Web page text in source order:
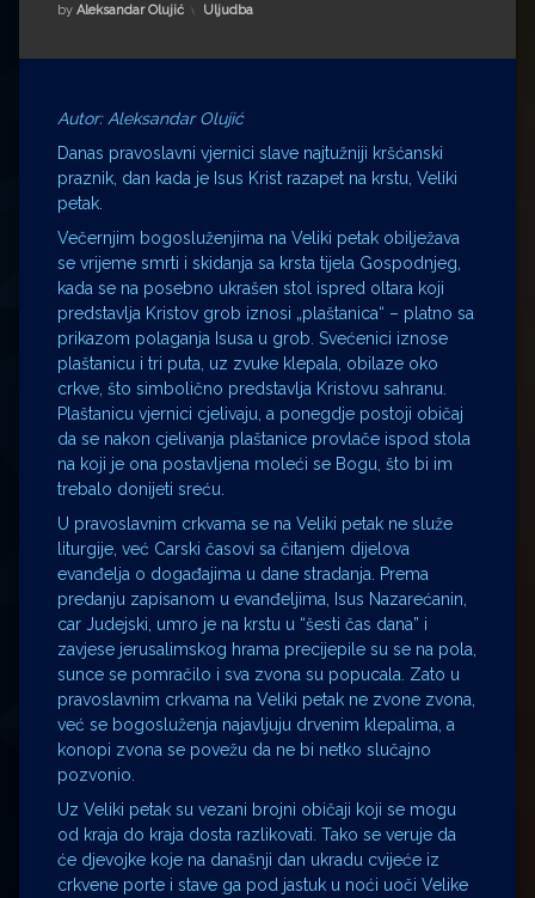
Impressum
Milenko Strižak
Drugi autori
Drugi autori
Matea Andrić
Ljiljana Lekanić-Kljaić
Željko Krznarić
Mario Lovreković
Miroslav Šantek
by Aleksandar Olujić Kategorije:
Uljudba
Autor: Aleksandar Olujić
Danas pravoslavni vjernici slave najtužniji kršćanski
praznik, dan kada je Isus Krist razapet na krstu, Veliki
petak.
Večernjim bogosluženjima na Veliki petak obilježava
se vrijeme smrti i skidanja sa krsta tijela Gospodnjeg,
kada se na posebno ukrašen stol ispred oltara koji
predstavlja Kristov grob iznosi „plaštanica“ – platno sa
prikazom polaganja Isusa u grob. Svećenici iznose
plaštanicu i tri puta, uz zvuke klepala, obilaze oko
crkve, što simbolično predstavlja Kristovu sahranu.
Plaštanicu vjernici cjelivaju, a ponegdje postoji običaj
da se nakon cjelivanja plaštanice provlače ispod stola
na koji je ona postavljena moleći se Bogu, što bi im
trebalo donijeti sreću.
U pravoslavnim crkvama se na Veliki petak ne služe
liturgije, već Carski časovi sa čitanjem dijelova
evanđelja o događajima u dane stradanja. Prema
predanju zapisanom u evanđeljima, Isus Nazarećanin,
car Judejski, umro je na krstu u “šesti čas dana” i
zavjese jerusalimskog hrama precijepile su se na pola,
sunce se pomračilo i sva zvona su popucala. Zato u
pravoslavnim crkvama na Veliki petak ne zvone zvona,
već se bogosluženja najavljuju drvenim klepalima, a
konopi zvona se povežu da ne bi netko slučajno
pozvonio.
Uz Veliki petak su vezani brojni običaji koji se mogu
od kraja do kraja dosta razlikovati. Tako se veruje da
će djevojke koje na današnji dan ukradu cvijeće iz
crkvene porte i stave ga pod jastuk u noći uoči Velike